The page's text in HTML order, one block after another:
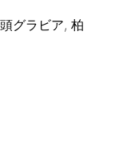
グラビア, 柏